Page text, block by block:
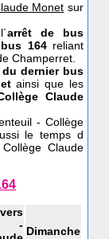
Monet sur
arrêt de bus
bus 164reliant
Champerret.
dernier bus
ainsi que les
Claude
- Collège
le temps d
Claude
- Dimanche